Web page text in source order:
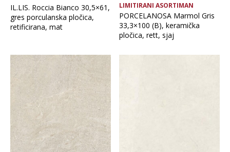
IL.LIS. Roccia Bianco 30,5×61,
gres porculanska pločica,
retificirana, mat
LIMITIRANI ASORTIMAN
PORCELANOSA Marmol Gris
33,3×100 (B), keramička
pločica, rett, sjaj